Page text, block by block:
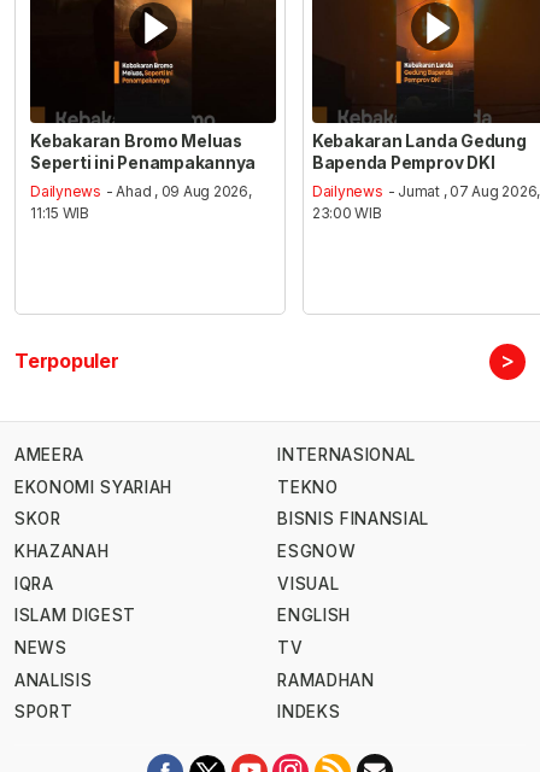
Kebakaran Bromo Meluas
Seperti ini Penampakannya
Dailynews - Ahad , 09 Aug 2026,
11:15 WIB
Kebakaran Landa Gedung
Bapenda Pemprov DKI
Dailynews - Jumat , 07 Aug 2026,
23:00 WIB
Terpopuler >
AMEERA
EKONOMI SYARIAH
SKOR
KHAZANAH
IQRA
ISLAM DIGEST
NEWS
ANALISIS
SPORT
INTERNASIONAL
TEKNO
BISNIS FINANSIAL
ESGNOW
VISUAL
ENGLISH
TV
RAMADHAN
INDEKS